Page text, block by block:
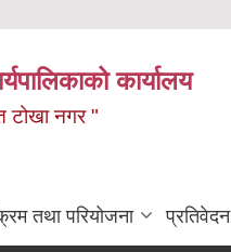
कार्यालय
टोखा नगर "
तथा परियोजना प्रतिवेदन